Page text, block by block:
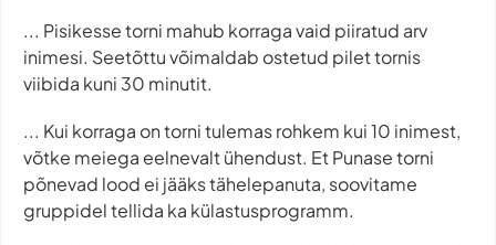
... Pisikesse torni mahub korraga vaid piiratud arv
inimesi. Seetõttu võimaldab ostetud pilet tornis
viibida kuni 30 minutit.
... Kui korraga on torni tulemas rohkem kui 10 inimest,
võtke meiega eelnevalt ühendust. Et Punase torni
põnevad lood ei jääks tähelepanuta, soovitame
gruppidel tellida ka külastusprogramm.